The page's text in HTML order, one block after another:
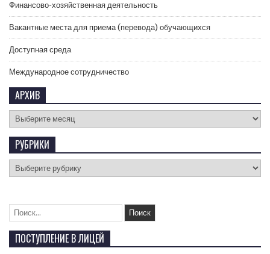
Финансово-хозяйственная деятельность
Вакантные места для приема (перевода) обучающихся
Доступная среда
Международное сотрудничество
АРХИВ
РУБРИКИ
ПОСТУПЛЕНИЕ В ЛИЦЕЙ